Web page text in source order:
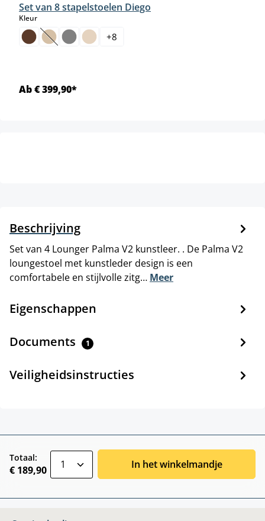
Set van 8 stapelstoelen Diego
Kleurselect
(Deze optie is momenteel niet beschikbaar.)
+8
Ab € 399,90*
Beschrijving
Set van 4 Lounger Palma V2 kunstleer. . De Palma V2
loungestoel met kunstleder design is een
comfortabele en stijlvolle zitg… Meer
Eigenschappen
Documents 1
Veiligheidsinstructies
Totaal:
€ 189,90 In het winkelmandje